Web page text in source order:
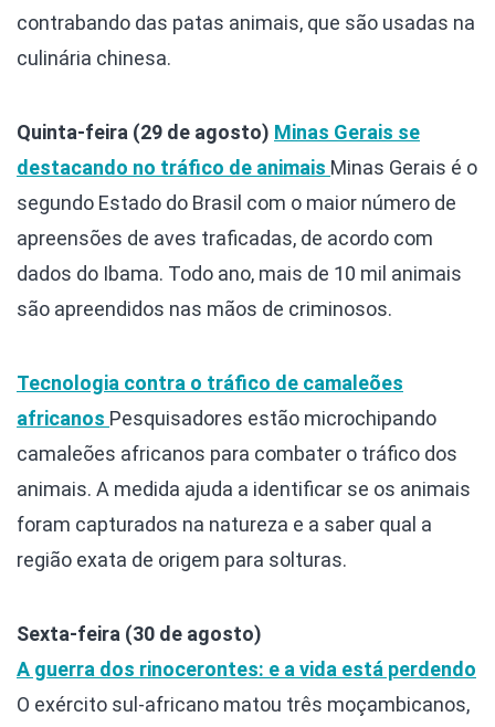
contrabando das patas animais, que são usadas na
culinária chinesa.
Quinta-feira (29 de agosto) Minas Gerais se
destacando no tráfico de animais Minas Gerais é o
segundo Estado do Brasil com o maior número de
apreensões de aves traficadas, de acordo com
dados do Ibama. Todo ano, mais de 10 mil animais
são apreendidos nas mãos de criminosos.
Tecnologia contra o tráfico de camaleões
africanos Pesquisadores estão microchipando
camaleões africanos para combater o tráfico dos
animais. A medida ajuda a identificar se os animais
foram capturados na natureza e a saber qual a
região exata de origem para solturas.
Sexta-feira (30 de agosto)
A guerra dos rinocerontes: e a vida está perdendo
O exército sul-africano matou três moçambicanos,